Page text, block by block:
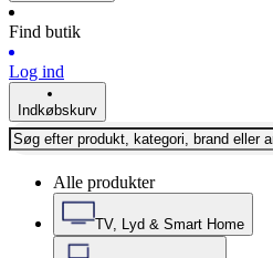
Find butik
Log ind
Indkøbskurv
Alle produkter
TV, Lyd & Smart Home